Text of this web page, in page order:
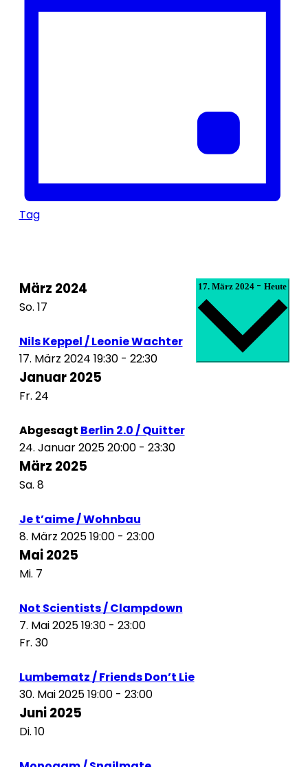
Tag
17. März 2024 - Heute
Datum
wählen.
März 2024
So. 17
Nils Keppel / Leonie Wachter
17. März 2024 19:30- 22:30
Januar 2025
Fr. 24
Abgesagt Berlin 2.0 / Quitter
24. Januar 2025 20:00- 23:30
März 2025
Sa. 8
Je t’aime / Wohnbau
8. März 2025 19:00- 23:00
Mai 2025
Mi. 7
Not Scientists / Clampdown
7. Mai 2025 19:30- 23:00
Fr. 30
Lumbematz / Friends Don’t Lie
30. Mai 2025 19:00- 23:00
Juni 2025
Di. 10